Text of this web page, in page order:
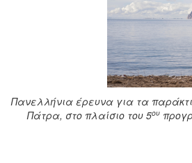
Πανελλήνια έρευνα για τα
Πάτρα, στο πλαίσιο του 5ου